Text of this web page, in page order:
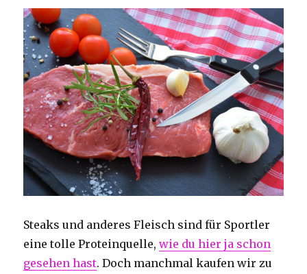
Steaks und anderes Fleisch sind für Sportler
eine tolle Proteinquelle,wie du hier ja schon
gesehen hast. Doch manchmal kaufen wir zu